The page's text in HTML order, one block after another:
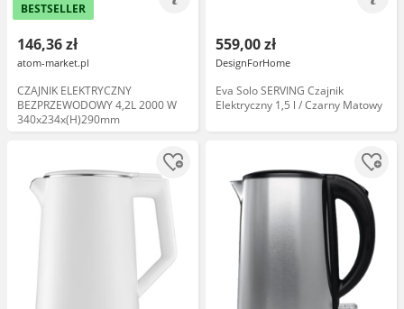
BESTSELLER
146,36 zł
atom-market.pl
CZAJNIK ELEKTRYCZNY
BEZPRZEWODOWY 4,2L 2000 W
340x234x(H)290mm
559,00 zł
DesignForHome
Eva Solo SERVING Czajnik
Elektryczny 1,5 l / Czarny Matowy